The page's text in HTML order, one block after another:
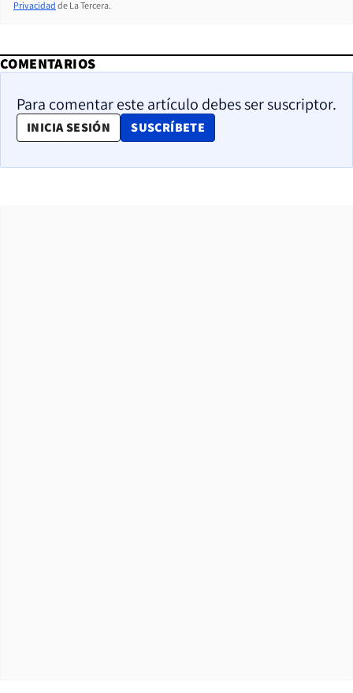
Privacidad de La Tercera.
COMENTARIOS
Para comentar este artículo debes ser suscriptor.
INICIA SESIÓN SUSCRÍBETE
OPENS IN NEW WINDOW